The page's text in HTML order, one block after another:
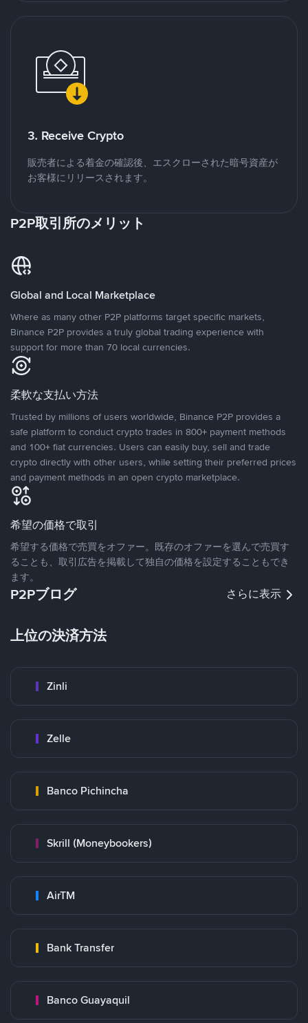
3. Receive Crypto
販売者による着金の確認後、エスクローされた暗号資産が
お客様にリリースされます。
P2P取引所のメリット
Global and Local Marketplace
Where as many other P2P platforms target specific markets,
Binance P2P provides a truly global trading experience with
support for more than 70 local currencies.
柔軟な支払い方法
Trusted by millions of users worldwide, Binance P2P provides a
safe platform to conduct crypto trades in 800+ payment methods
and 100+ fiat currencies. Users can easily buy, sell and trade
crypto directly with other users, while setting their preferred prices
and payment methods in an open crypto marketplace.
希望の価格で取引
希望する価格で売買をオファー。既存のオファーを選んで売買す
ることも、取引広告を掲載して独自の価格を設定することもでき
ます。
P2Pブログ さらに表示
上位の決済方法
Zinli
Zelle
Banco Pichincha
Skrill (Moneybookers)
AirTM
Bank Transfer
Banco Guayaquil